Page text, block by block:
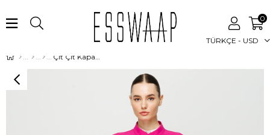
TÜRKÇE - USD
0
Çıt Çıt Kapamalı Cep Detaylı Yelek Pantolon Takım Fuşya